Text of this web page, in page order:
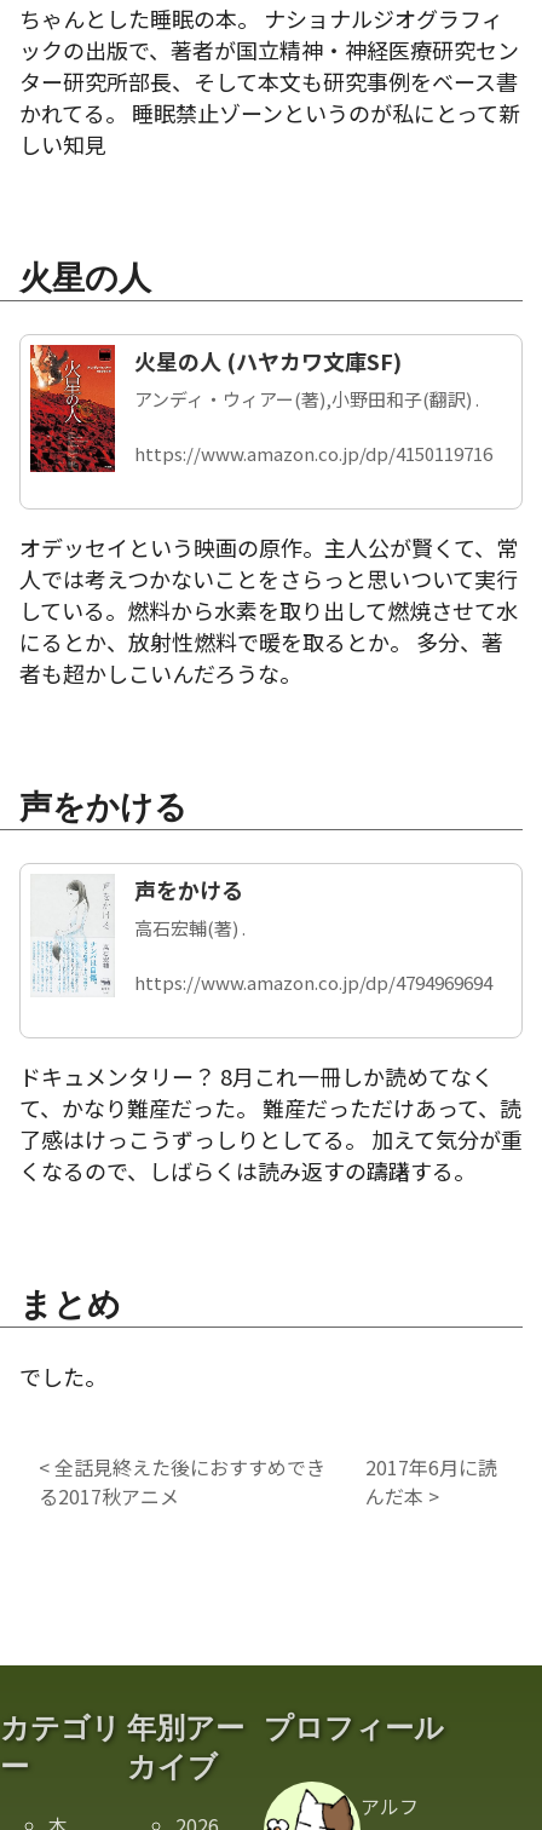
ちゃんとした睡眠の本。 ナショナルジオグラフィ
ックの出版で、著者が国立精神・神経医療研究セン
ター研究所部長、そして本文も研究事例をベース書
かれてる。 睡眠禁止ゾーンというのが私にとって新
しい知見
火星の人
火星の人 (ハヤカワ文庫SF)
アンディ・ウィアー(著),小野田和子(翻訳) .
https://www.amazon.co.jp/dp/4150119716
オデッセイという映画の原作。主人公が賢くて、常
人では考えつかないことをさらっと思いついて実行
している。燃料から水素を取り出して燃焼させて水
にるとか、放射性燃料で暖を取るとか。 多分、著
者も超かしこいんだろうな。
声をかける
声をかける
高石宏輔(著) .
https://www.amazon.co.jp/dp/4794969694
ドキュメンタリー？ 8月これ一冊しか読めてなく
て、かなり難産だった。 難産だっただけあって、読
了感はけっこうずっしりとしてる。 加えて気分が重
くなるので、しばらくは読み返すの躊躇する。
まとめ
でした。
<全話見終えた後におすすめでき
る2017秋アニメ
2017年6月に読
んだ本 >
カテゴリ
ー
年別アー
カイブ
プロフィール
アルフ